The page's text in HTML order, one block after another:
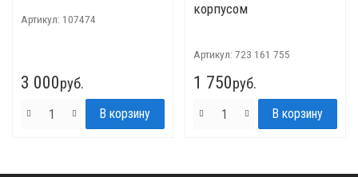
Артикул: 107474
3 000руб.
корпусом
Артикул: 723 161 755
1 750руб.